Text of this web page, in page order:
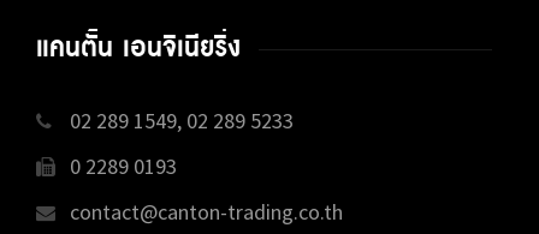
แคนตั้น เอนจิเนียริ่ง
02 289 1549, 02 289 5233
0 2289 0193
contact@canton-trading.co.th